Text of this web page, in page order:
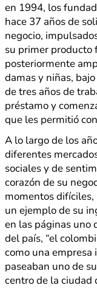
en 1994, los
hace 37 años de
negocio,
su primer producto
posteriormente
damas y niñas,
de tres años de
préstamo y
que les permitió
A lo largo de los
diferentes
sociales y de
corazón de su
momentos
un ejemplo de su
en las páginas uno
del país, “el
como una empresa
paseaban uno de
centro de la ciudad